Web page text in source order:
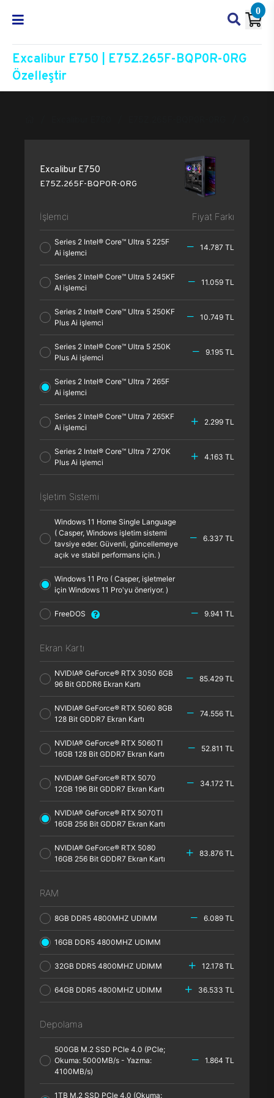
0
Excalibur E750 | E75Z.265F-BQP0R-0RG
Özelleştir
Excalibur E750
E75Z.265F-BQP0R-0RG
İşlemci Fiyat Farkı
Series 2 Intel® Core™ Ultra 5 225F
Ai işlemci
14.787 TL
Series 2 Intel® Core™ Ultra 5 245KF
AI işlemci
11.059 TL
Series 2 Intel® Core™ Ultra 5 250KF
Plus Ai işlemci
10.749 TL
Series 2 Intel® Core™ Ultra 5 250K
Plus Ai işlemci
9.195 TL
Series 2 Intel® Core™ Ultra 7 265F
Ai işlemci
Series 2 Intel® Core™ Ultra 7 265KF
Ai işlemci
2.299 TL
Series 2 Intel® Core™ Ultra 7 270K
Plus Ai işlemci
4.163 TL
İşletim Sistemi
Windows 11 Home Single Language
( Casper, Windows işletim sistemi
tavsiye eder. Güvenli, güncellemeye
açık ve stabil performans için. )
6.337 TL
Windows 11 Pro ( Casper, işletmeler
için Windows 11 Pro'yu öneriyor. )
FreeDOS 9.941 TL
Ekran Kartı
NVIDIA® GeForce® RTX 3050 6GB
96 Bit GDDR6 Ekran Kartı
85.429 TL
NVIDIA® GeForce® RTX 5060 8GB
128 Bit GDDR7 Ekran Kartı
74.556 TL
NVIDIA® GeForce® RTX 5060TI
16GB 128 Bit GDDR7 Ekran Kartı
52.811 TL
NVIDIA® GeForce® RTX 5070
12GB 196 Bit GDDR7 Ekran Kartı
34.172 TL
NVIDIA® GeForce® RTX 5070TI
16GB 256 Bit GDDR7 Ekran Kartı
NVIDIA® GeForce® RTX 5080
16GB 256 Bit GDDR7 Ekran Kartı
83.876 TL
RAM
8GB DDR5 4800MHZ UDIMM 6.089 TL
16GB DDR5 4800MHZ UDIMM
32GB DDR5 4800MHZ UDIMM 12.178 TL
64GB DDR5 4800MHZ UDIMM 36.533 TL
Depolama
500GB M.2 SSD PCle 4.0 (PCle;
Okuma: 5000MB/s - Yazma:
4100MB/s)
1.864 TL
1TB M.2 SSD PCle 4.0 (Okuma: